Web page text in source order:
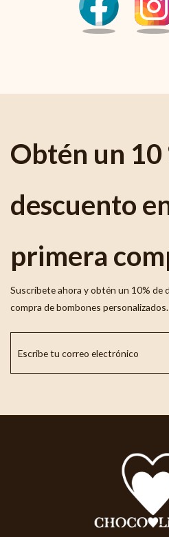
Obtén un 10
descuento
primera
Suscríbete ahora y obtén un 10% de
compra de bombones personalizados.